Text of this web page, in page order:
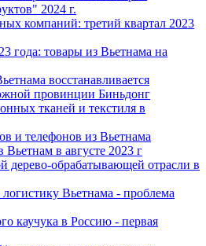
2024 г.
компаний: третий квартал 2023
года: товары из Вьетнама на
восстанавливается
провинции Биньдонг
тканей и текстиля в
и телефонов из Вьетнама
в августе 2023 г
дерево-обрабатывающей отрасли в
Вьетнама - проблема
каучука в Россию - первая